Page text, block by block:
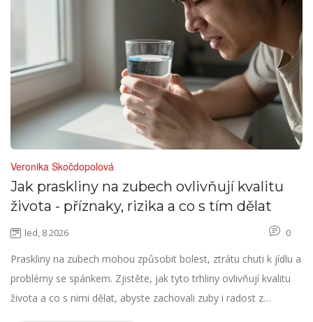
Veronika Skočdopolová
Jak praskliny na zubech ovlivňují kvalitu
života - příznaky, rizika a co s tím dělat
led, 8 2026 0
Praskliny na zubech mohou způsobit bolest, ztrátu chuti k jídlu a
problémy se spánkem. Zjistěte, jak tyto trhliny ovlivňují kvalitu
života a co s nimi dělat, abyste zachovali zuby i radost z